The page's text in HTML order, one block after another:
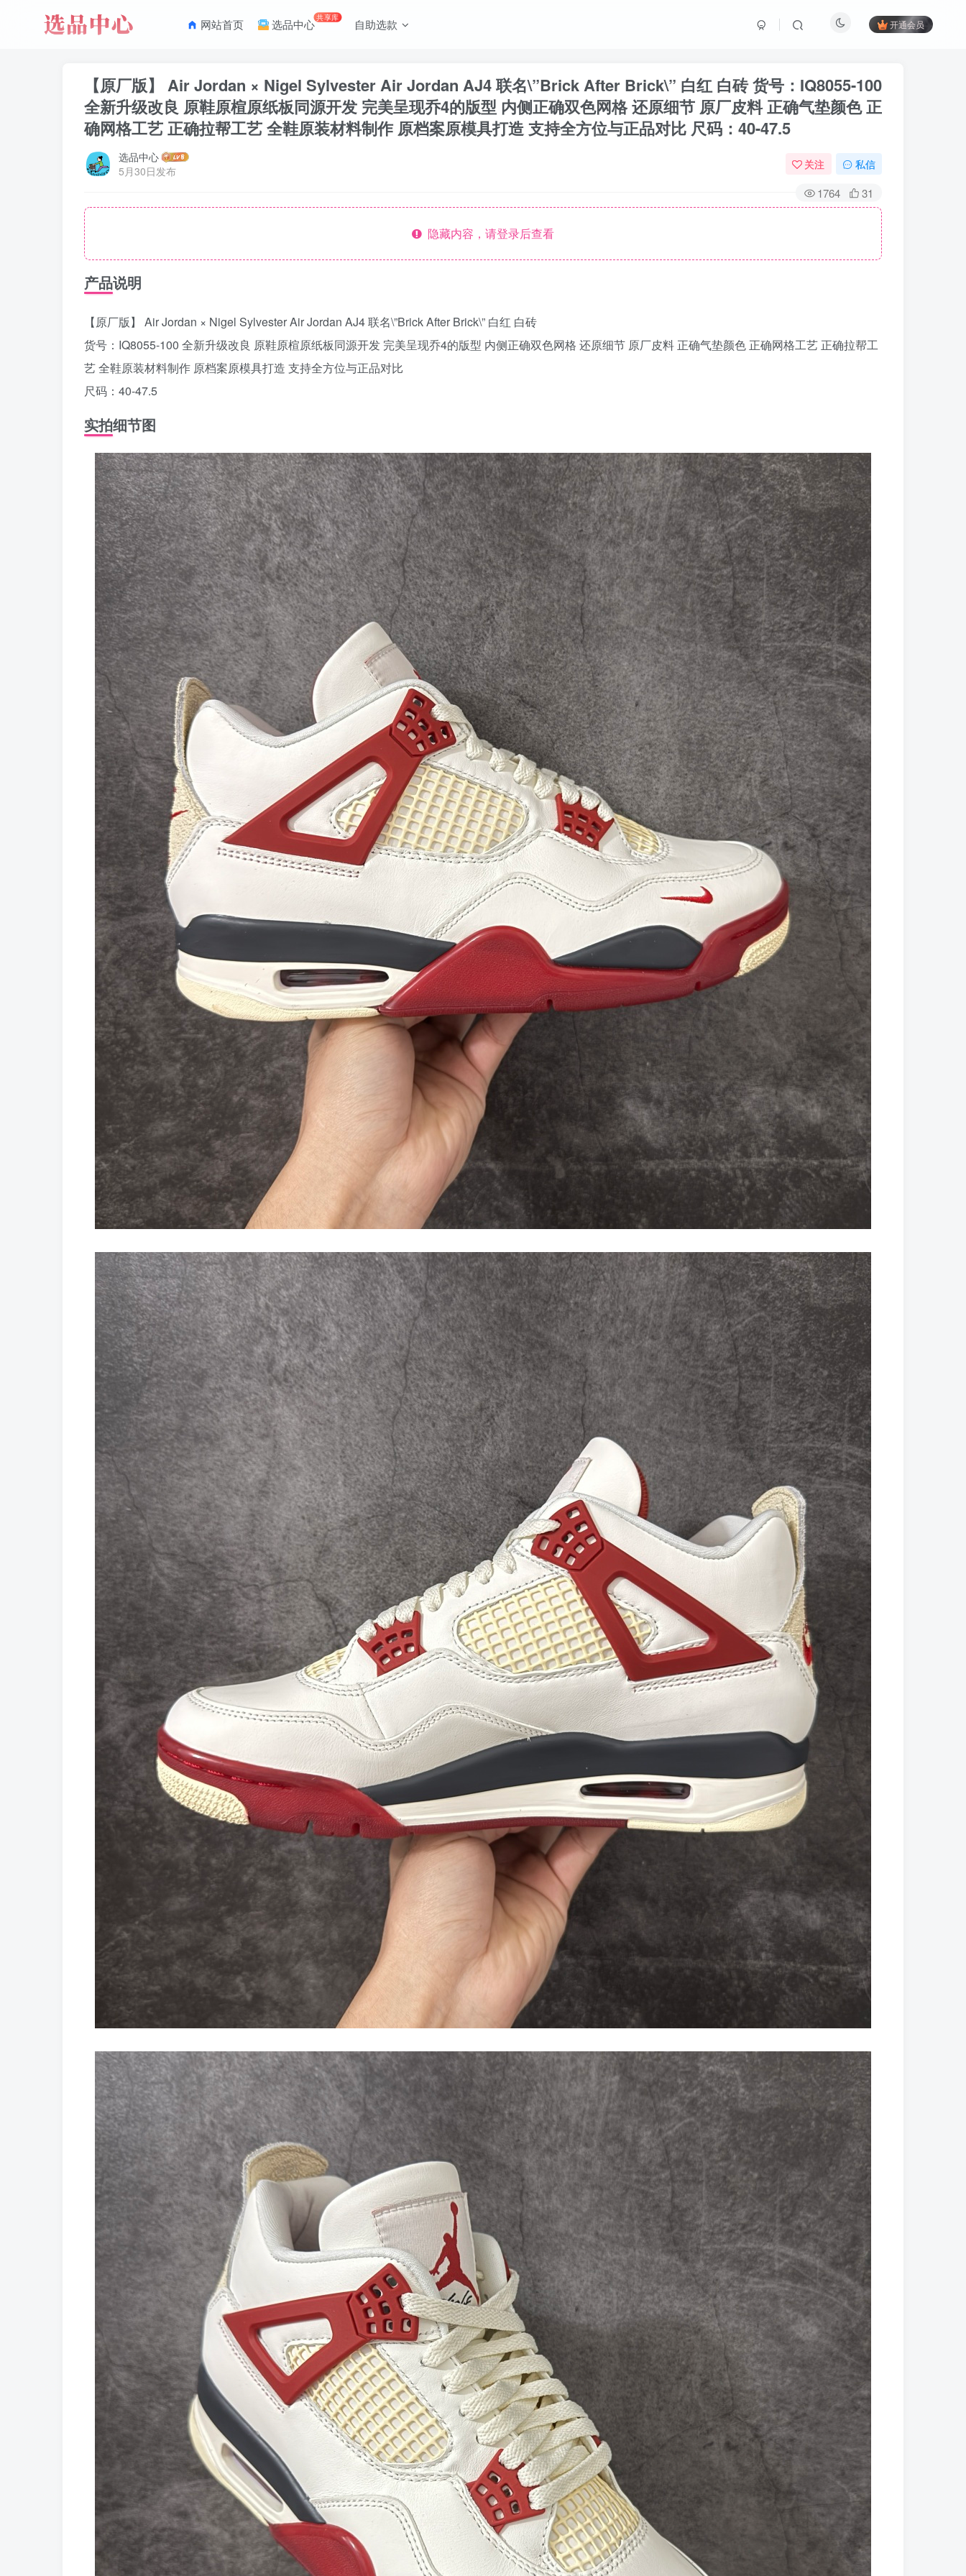
网站首页 选品中心共享库 自助选款 开通会员
【原厂版】 Air Jordan × Nigel Sylvester Air Jordan AJ4 联名\”Brick After Brick\” 白红 白砖 货号：IQ8055-100
全新升级改良 原鞋原楦原纸板同源开发 完美呈现乔4的版型 内侧正确双色网格 还原细节 原厂皮料 正确气垫颜色 正
确网格工艺 正确拉帮工艺 全鞋原装材料制作 原档案原模具打造 支持全方位与正品对比 尺码：40-47.5
选品中心
5月30日发布
关注 私信
1764 31
隐藏内容，请登录后查看
产品说明
【原厂版】 Air Jordan × Nigel Sylvester Air Jordan AJ4 联名\”Brick After Brick\” 白红 白砖
货号：IQ8055-100 全新升级改良 原鞋原楦原纸板同源开发 完美呈现乔4的版型 内侧正确双色网格 还原细节 原厂皮料 正确气垫颜色 正确网格工艺 正确拉帮工
艺 全鞋原装材料制作 原档案原模具打造 支持全方位与正品对比
尺码：40-47.5
实拍细节图